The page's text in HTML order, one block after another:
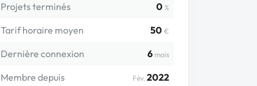
Projets terminés 0 %
Tarif horaire moyen 50 €
Dernière connexion 6 mois
Membre depuis Fév. 2022